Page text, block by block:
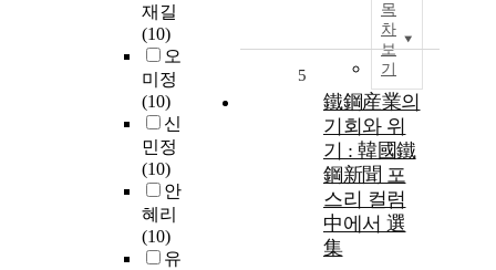
재길
(10)
오
미정
(10)
신
민정
(10)
안
혜리
(10)
유
목
차
보
기
5
鐵鋼産業의
기회와 위
기 : 韓國鐵
鋼新聞 포
스리 컬럼
中에서 選
集